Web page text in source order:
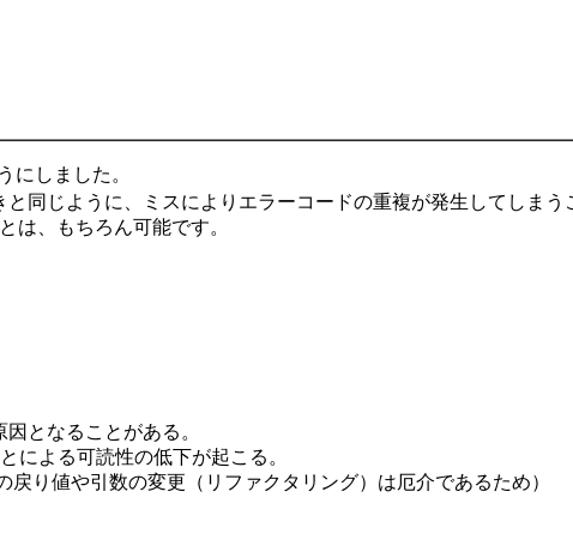
にしました。
同じように、ミスによりエラーコードの重複が発生してしま
は、もちろん可能です。
となることがある。
による可読性の低下が起こる。
り値や引数の変更（リファクタリング）は厄介であるため）